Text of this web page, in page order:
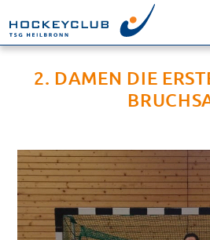
2. DAMEN DIE